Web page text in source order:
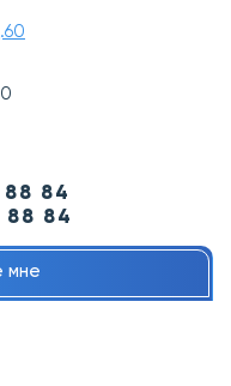
88 84
88 84
мне